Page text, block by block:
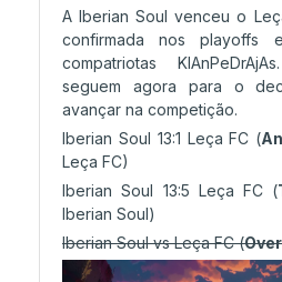
A Iberian Soul venceu o
confirmada nos playoffs
compatriotas
seguem agora para o
avançar na competição.
Iberian Soul 13:1 Leça FC (
Leça FC)
Iberian Soul 13:5 Leça FC (
Iberian Soul)
Iberian Soul vs Leça FC (